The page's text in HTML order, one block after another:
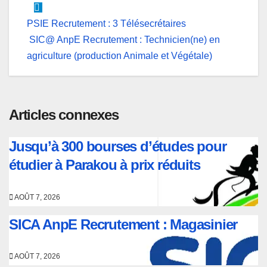
Navigation
de
l’article
PSIE Recrutement : 3 Télésecrétaires
SIC@ AnpE Recrutement : Technicien(ne) en
agriculture (production Animale et Végétale)
Articles connexes
Jusqu’à 300 bourses d’études pour
étudier à Parakou à prix réduits
AOÛT 7, 2026
SICA AnpE Recrutement : Magasinier
AOÛT 7, 2026